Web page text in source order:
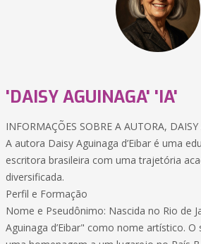
'DAISY AGUINAGA' 'IA'
INFORMAÇÕES SOBRE A AUTORA, DAISY
A autora Daisy Aguinaga d’Eibar é uma
escritora brasileira com uma trajetória
diversificada.
Perfil e Formação
Nome e Pseudônimo: Nascida no Rio de
Aguinaga d’Eibar" como nome artístico. O